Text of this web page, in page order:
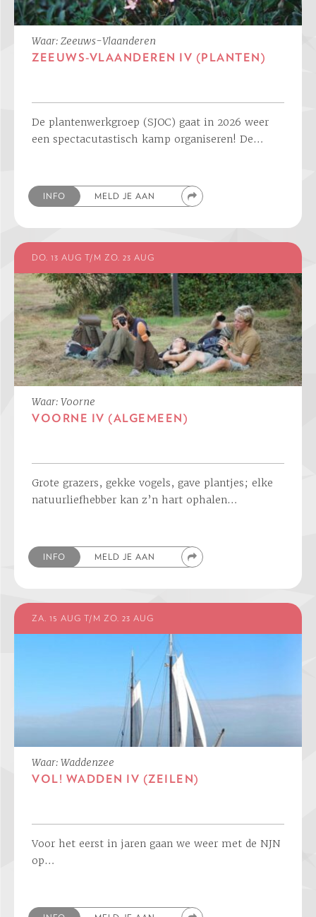
Waar: Zeeuws-Vlaanderen
ZEEUWS-VLAANDEREN IV (PLANTEN)
De plantenwerkgroep (SJOC) gaat in 2026 weer
een spectacutastisch kamp organiseren! De…
INFO MELD JE AAN
DO. 13 AUG T/M ZO. 23 AUG
Waar: Voorne
VOORNE IV (ALGEMEEN)
Grote grazers, gekke vogels, gave plantjes; elke
natuurliefhebber kan z’n hart ophalen…
INFO MELD JE AAN
ZA. 15 AUG T/M ZO. 23 AUG
Waar: Waddenzee
VOL! WADDEN IV (ZEILEN)
Voor het eerst in jaren gaan we weer met de NJN
op…